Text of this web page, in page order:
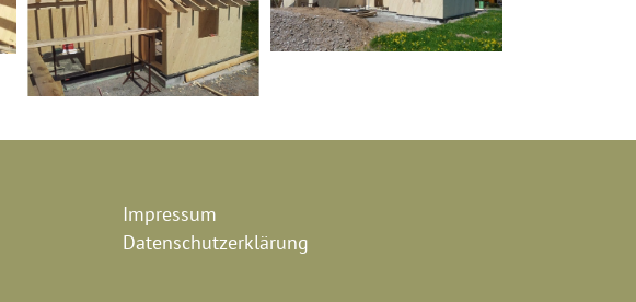
Impressum
Datenschutzerklärung